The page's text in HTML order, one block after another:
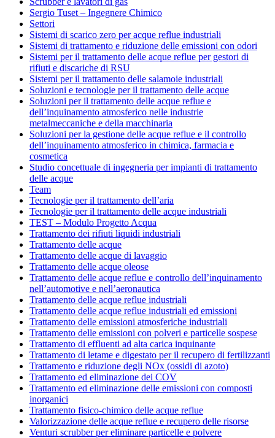
Sergio Tuset – Ingegnere Chimico
Settori
Sistemi di scarico zero per acque reflue industriali
Sistemi di trattamento e riduzione delle emissioni con odori
Sistemi per il trattamento delle acque reflue per gestori di
rifiuti e discariche di RSU
Sistemi per il trattamento delle salamoie industriali
Soluzioni e tecnologie per il trattamento delle acque
Soluzioni per il trattamento delle acque reflue e
dell’inquinamento atmosferico nelle industrie
metalmeccaniche e della macchinaria
Soluzioni per la gestione delle acque reflue e il controllo
dell’inquinamento atmosferico in chimica, farmacia e
cosmetica
Studio concettuale di ingegneria per impianti di trattamento
delle acque
Team
Tecnologie per il trattamento dell’aria
Tecnologie per il trattamento delle acque industriali
TEST – Modulo Progetto Acqua
Trattamento dei rifiuti liquidi industriali
Trattamento delle acque
Trattamento delle acque di lavaggio
Trattamento delle acque oleose
Trattamento delle acque reflue e controllo dell’inquinamento
nell’automotive e nell’aeronautica
Trattamento delle acque reflue industriali
Trattamento delle acque reflue industriali ed emissioni
Trattamento delle emissioni atmosferiche industriali
Trattamento delle emissioni con polveri e particelle sospese
Trattamento di effluenti ad alta carica inquinante
Trattamento di letame e digestato per il recupero di fertilizzanti
Trattamento e riduzione degli NOx (ossidi di azoto)
Trattamento ed eliminazione dei COV
Trattamento ed eliminazione delle emissioni con composti
inorganici
Trattamento fisico-chimico delle acque reflue
Valorizzazione delle acque reflue e recupero delle risorse
Venturi scrubber per eliminare particelle e polvere